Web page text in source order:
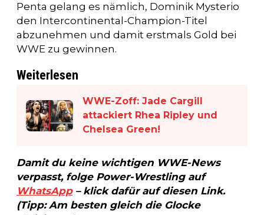
Penta gelang es nämlich, Dominik Mysterio
den Intercontinental-Champion-Titel
abzunehmen und damit erstmals Gold bei
WWE zu gewinnen.
Weiterlesen
WWE-Zoff: Jade Cargill
attackiert Rhea Ripley und
Chelsea Green!
Damit du keine wichtigen WWE-News
verpasst, folge Power-Wrestling auf
WhatsApp– klick dafür auf diesen Link.
(Tipp: Am besten gleich die Glocke